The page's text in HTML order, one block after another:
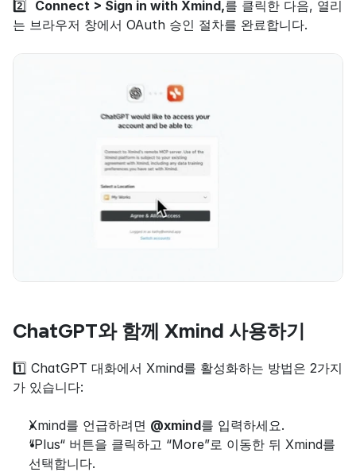
2️⃣ Connect > Sign in with Xmind,를 클릭한 다음, 열리
는 브라우저 창에서 OAuth 승인 절차를 완료합니다.
ChatGPT와 함께 Xmind 사용하기
1️⃣ ChatGPT 대화에서 Xmind를 활성화하는 방법은 2가지
가 있습니다:
Xmind를 언급하려면 @xmind를 입력하세요.
“Plus“ 버튼을 클릭하고 “More”로 이동한 뒤 Xmind를
선택합니다.